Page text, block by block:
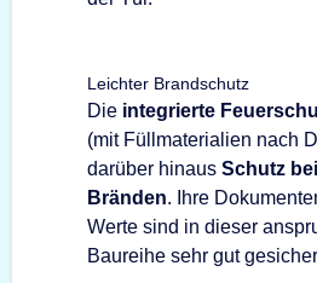
Leichter Brandschutz
Die integrierte
(mit Füllmaterialien nach
darüber hinaus Schutz
Bränden. Ihre
Werte sind in dieser
Baureihe sehr gut